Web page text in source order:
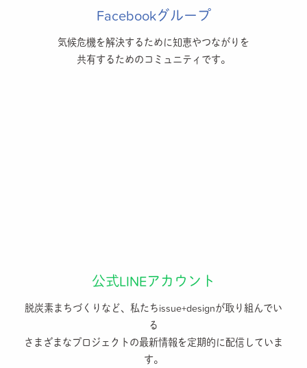
Facebookグループ
気候危機を解決するために知恵やつながりを
共有するためのコミュニティです。
公式LINEアカウント
脱炭素まちづくりなど、私たちissue+designが取り組んでい
る
さまざまなプロジェクトの最新情報を定期的に配信していま
す。